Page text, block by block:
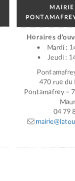
MAIRIE
Horaires
Mardi :
Jeudi :
470 rue du
Pontamafrey –
04 79